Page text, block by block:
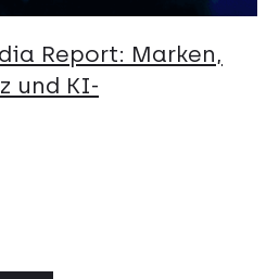
Report: Marken,
und KI-